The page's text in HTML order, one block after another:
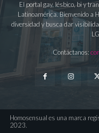
El portal gay, lésbico, bi y
Latinoamérica. Bienvenido a
diversidad y busca dar
Contáctanos:
Homosensual es una marca
2023.